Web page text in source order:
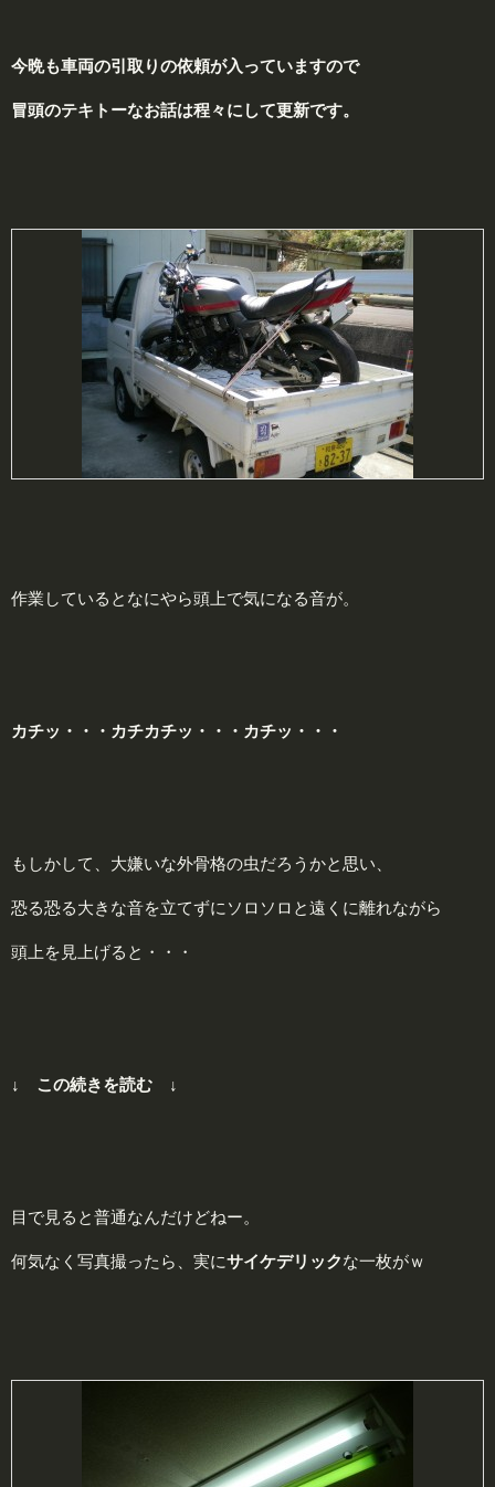
今晩も車両の引取りの依頼が入っていますので
冒頭のテキトーなお話は程々にして更新です。
作業しているとなにやら頭上で気になる音が。
カチッ・・・カチカチッ・・・カチッ・・・
もしかして、大嫌いな外骨格の虫だろうかと思い、
恐る恐る大きな音を立てずにソロソロと遠くに離れながら
頭上を見上げると・・・
↓ この続きを読む ↓
目で見ると普通なんだけどねー。
何気なく写真撮ったら、実にサイケデリ ックな一枚がｗ